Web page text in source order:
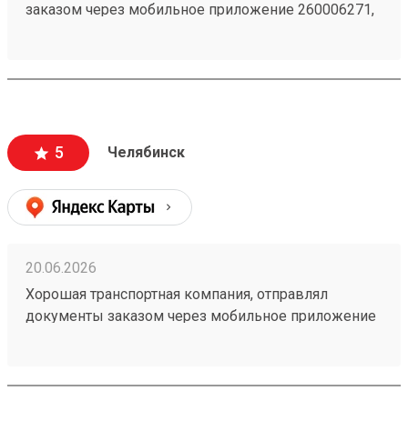
заказом через мобильное приложение 260006271,
5 Челябинск
20.06.2026
Хорошая транспортная компания, отправлял
документы заказом через мобильное приложение